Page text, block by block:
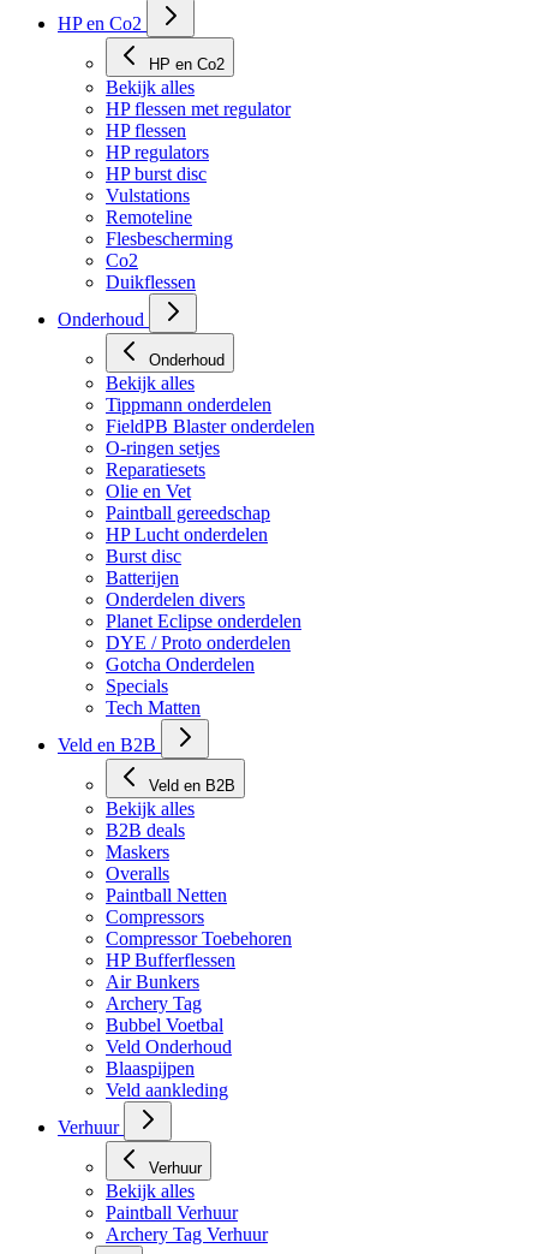
HP en Co2
HP en Co2
Bekijk alles
HP flessen met regulator
HP flessen
HP regulators
HP burst disc
Vulstations
Remoteline
Flesbescherming
Co2
Duikflessen
Onderhoud
Onderhoud
Bekijk alles
Tippmann onderdelen
FieldPB Blaster onderdelen
O-ringen setjes
Reparatiesets
Olie en Vet
Paintball gereedschap
HP Lucht onderdelen
Burst disc
Batterijen
Onderdelen divers
Planet Eclipse onderdelen
DYE / Proto onderdelen
Gotcha Onderdelen
Specials
Tech Matten
Veld en B2B
Veld en B2B
Bekijk alles
B2B deals
Maskers
Overalls
Paintball Netten
Compressors
Compressor Toebehoren
HP Bufferflessen
Air Bunkers
Archery Tag
Bubbel Voetbal
Veld Onderhoud
Blaaspijpen
Veld aankleding
Verhuur
Verhuur
Bekijk alles
Paintball Verhuur
Archery Tag Verhuur